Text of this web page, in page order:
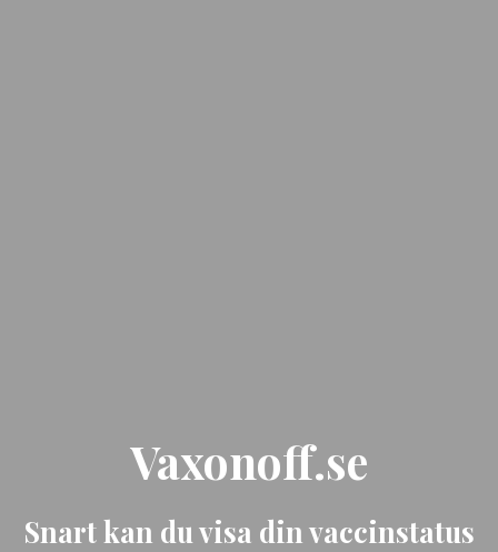
Vaxonoff.se
Snart kan du visa din vaccinstatus